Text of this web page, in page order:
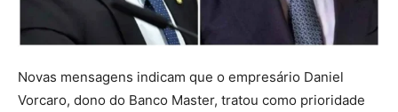
Novas mensagens indicam que o empresário Daniel
Vorcaro, dono do Banco Master, tratou como prioridade